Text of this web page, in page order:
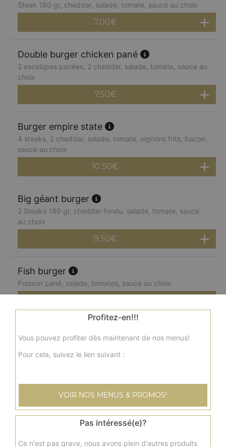
Steak 180 gr, cheddar, salade, tomate, sauce au choix
7.00€
Double burger chicken pané
2 escalopes panées, 2 cheddar, salade, tomate, sauce au
choix
7.50€
Burger empire state
4 steaks, 2 cheddar, salade, tomate, oignons frits, bacon,
sauce au choix
10.50€
Big géant burger
2 Steaks 180 gr, cheddar fondu, salade, tomate, sauce
au choix
9.50€
Fish burger
Poisson pané, salade, tomates, sauce au choix
Double fish burger
2 poissons panés, salade, tomates, sauce au choix
Menu cheese burger
Steak, cheddar fondu, salade, tomate, sauce au choix +
frites + 1 boisson 33 cl
Profitez-en!!!
Vous pouvez profiter dès maintenant de nos menus!
Pour cela, suivez le lien suivant :
VOIR NOS MENUS & PROMOS!
Pas intéressé(e)?
Ce n'est pas grave, nous avons plein d'autres produits